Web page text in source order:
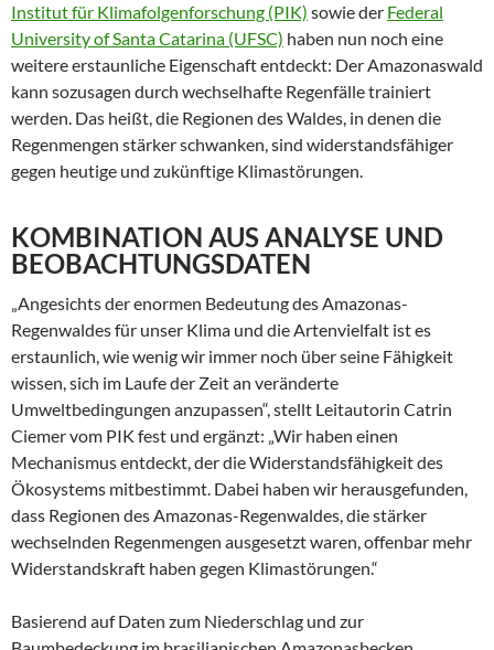
Institut für Klimafolgenforschung (PIK) sowie der Federal
University of Santa Catarina (UFSC) haben nun noch eine
weitere erstaunliche Eigenschaft entdeckt: Der Amazonaswald
kann sozusagen durch wechselhafte Regenfälle trainiert
werden. Das heißt, die Regionen des Waldes, in denen die
Regenmengen stärker schwanken, sind widerstandsfähiger
gegen heutige und zukünftige Klimastörungen.
KOMBINATION AUS ANALYSE UND
BEOBACHTUNGSDATEN
„Angesichts der enormen Bedeutung des Amazonas-
Regenwaldes für unser Klima und die Artenvielfalt ist es
erstaunlich, wie wenig wir immer noch über seine Fähigkeit
wissen, sich im Laufe der Zeit an veränderte
Umweltbedingungen anzupassen“, stellt Leitautorin Catrin
Ciemer vom PIK fest und ergänzt: „Wir haben einen
Mechanismus entdeckt, der die Widerstandsfähigkeit des
Ökosystems mitbestimmt. Dabei haben wir herausgefunden,
dass Regionen des Amazonas-Regenwaldes, die stärker
wechselnden Regenmengen ausgesetzt waren, offenbar mehr
Widerstandskraft haben gegen Klimastörungen.“
Basierend auf Daten zum Niederschlag und zur